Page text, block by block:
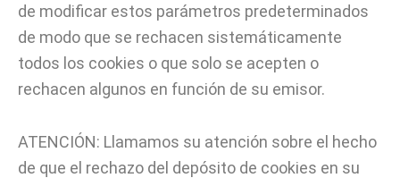
de modificar estos parámetros predeterminados
de modo que se rechacen sistemáticamente
todos los cookies o que solo se acepten o
rechacen algunos en función de su emisor.
ATENCIÓN: Llamamos su atención sobre el hecho
de que el rechazo del depósito de cookies en su